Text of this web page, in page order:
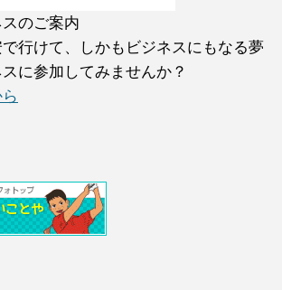
のご案内
行けて、しかもビジネスにもなる夢
に参加してみませんか？